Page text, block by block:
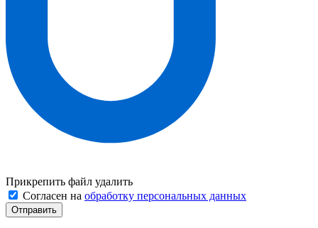
Прикрепить файл удалить
Согласен на обработку персональных данных